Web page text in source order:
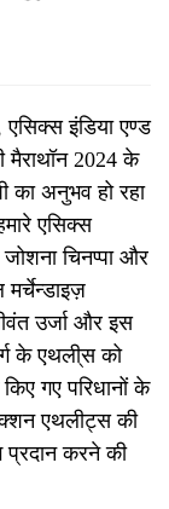
इंडिया एण्ड
मैराथॉन 2024 के
का अनुभव हो रहा
एसिक्स
जोशना चिनप्पा और
उर्जा और इस
के एथली्स को
गए परिधानों के
एथलीट्स की
प्रदान करने की